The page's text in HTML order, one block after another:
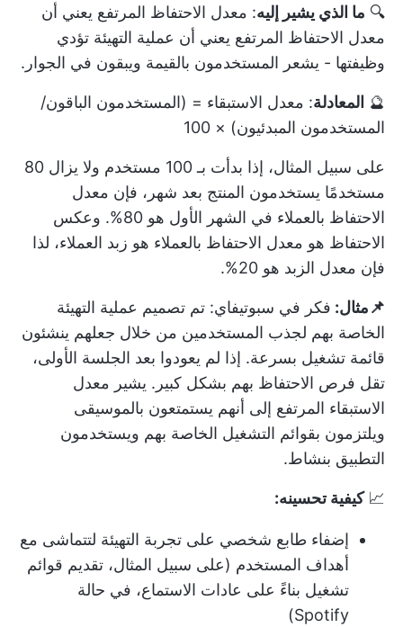
🔍 ما الذي يشير إليه: معدل الاحتفاظ المرتفع يعني أن
معدل الاحتفاظ المرتفع يعني أن عملية التهيئة تؤدي
وظيفتها - يشعر المستخدمون بالقيمة ويبقون في الجوار.
🔮 المعادلة: معدل الاستبقاء = (المستخدمون الباقون/
المستخدمون المبدئيون) × 100
على سبيل المثال، إذا بدأت بـ 100 مستخدم ولا يزال 80
مستخدمًا يستخدمون المنتج بعد شهر، فإن معدل
الاحتفاظ بالعملاء في الشهر الأول هو 80%. وعكس
الاحتفاظ هو معدل الاحتفاظ بالعملاء هو زبد العملاء، لذا
فإن معدل الزبد هو 20%.
📌مثال: فكر في سبوتيفاي: تم تصميم عملية التهيئة
الخاصة بهم لجذب المستخدمين من خلال جعلهم ينشئون
قائمة تشغيل بسرعة. إذا لم يعودوا بعد الجلسة الأولى،
تقل فرص الاحتفاظ بهم بشكل كبير. يشير معدل
الاستبقاء المرتفع إلى أنهم يستمتعون بالموسيقى
ويلتزمون بقوائم التشغيل الخاصة بهم ويستخدمون
التطبيق بنشاط.
📈كيفية تحسينه:
إضفاء طابع شخصي على تجربة التهيئة لتتماشى مع
أهداف المستخدم (على سبيل المثال، تقديم قوائم
تشغيل بناءً على عادات الاستماع، في حالة
Spotify)